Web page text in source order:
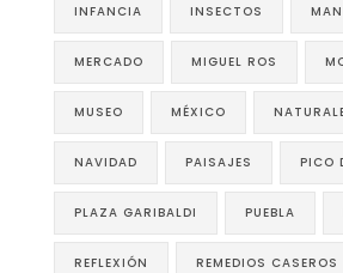
INFANCIA INSECTOS
MERCADO MIGUEL ROS
MUSEO MÉXICO
NAVIDAD PAISAJES PICO
PLAZA GARIBALDI PUEBLA
REFLEXIÓN REMEDIOS CASEROS